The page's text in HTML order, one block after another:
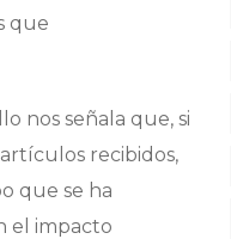
que
nos señala que, si
recibidos,
que se ha
el impacto